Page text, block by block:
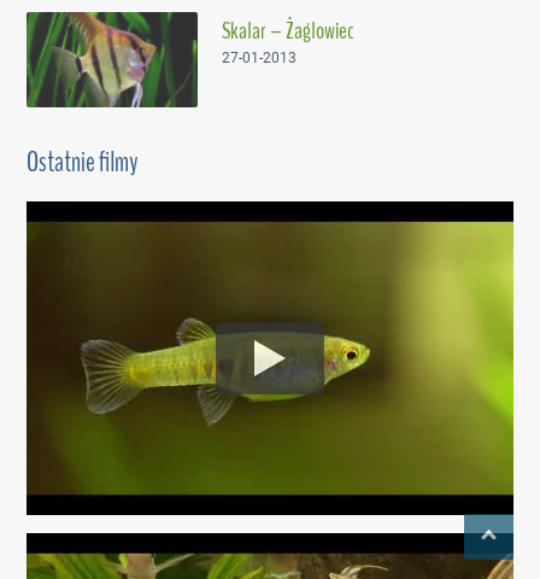
Skalar – Żaglowiec
27-01-2013
Ostatnie filmy